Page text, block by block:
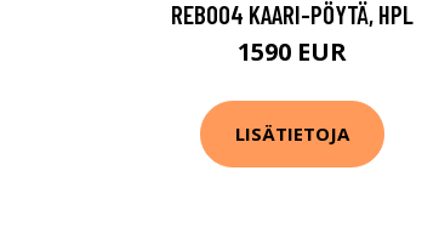
REB004 KAARI-PÖYTÄ, HPL
1590 EUR
LISÄTIETOJA